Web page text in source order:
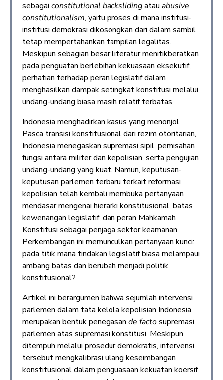
sebagai constitutional backslidingatau abusive
constitutionalism, yaitu proses di mana institusi-
institusi demokrasi dikosongkan dari dalam sambil
tetap mempertahankan tampilan legalitas.
Meskipun sebagian besar literatur menitikberatkan
pada penguatan berlebihan kekuasaan eksekutif,
perhatian terhadap peran legislatif dalam
menghasilkan dampak setingkat konstitusi melalui
undang-undang biasa masih relatif terbatas.
Indonesia menghadirkan kasus yang menonjol.
Pasca transisi konstitusional dari rezim otoritarian,
Indonesia menegaskan supremasi sipil, pemisahan
fungsi antara militer dan kepolisian, serta pengujian
undang-undang yang kuat. Namun, keputusan-
keputusan parlemen terbaru terkait reformasi
kepolisian telah kembali membuka pertanyaan
mendasar mengenai hierarki konstitusional, batas
kewenangan legislatif, dan peran Mahkamah
Konstitusi sebagai penjaga sektor keamanan.
Perkembangan ini memunculkan pertanyaan kunci:
pada titik mana tindakan legislatif biasa melampaui
ambang batas dan berubah menjadi politik
konstitusional?
Artikel ini berargumen bahwa sejumlah intervensi
parlemen dalam tata kelola kepolisian Indonesia
merupakan bentuk penegasan de factosupremasi
parlemen atas supremasi konstitusi. Meskipun
ditempuh melalui prosedur demokratis, intervensi
tersebut mengkalibrasi ulang keseimbangan
konstitusional dalam penguasaan kekuatan koersif